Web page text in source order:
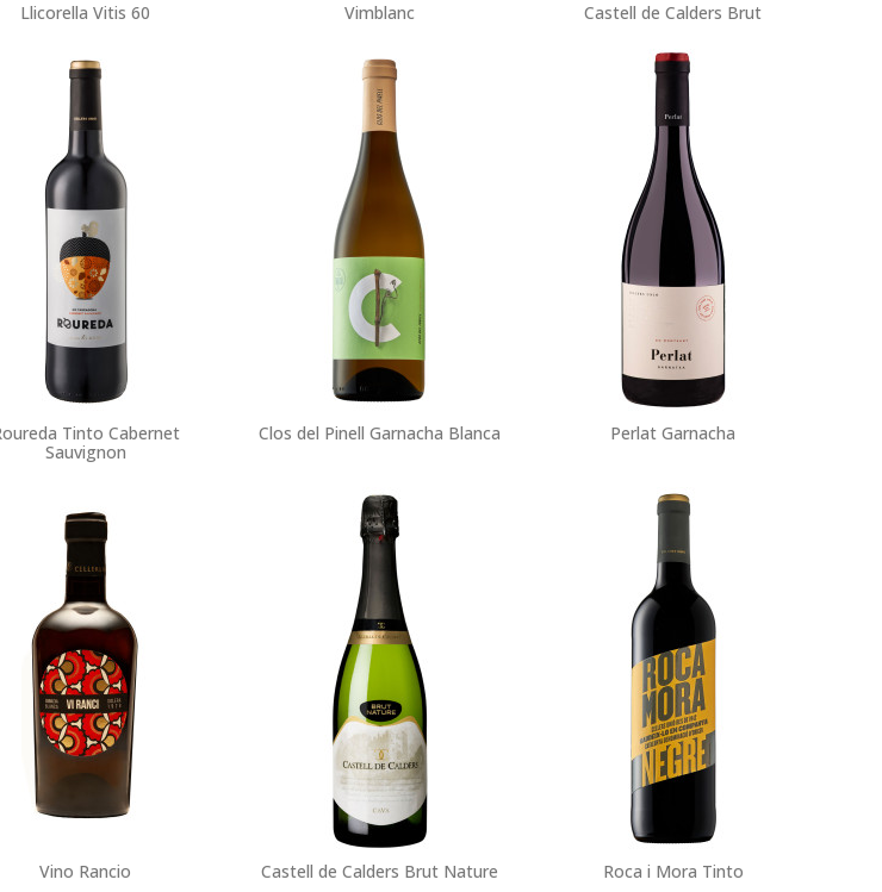
Llicorella Vitis 60 Vimblanc Castell de Calders Brut
Tinto Cabernet
Sauvignon
Clos del Pinell Garnacha Blanca Perlat Garnacha
Vino Rancio Castell de Calders Brut Nature Roca i Mora Tinto